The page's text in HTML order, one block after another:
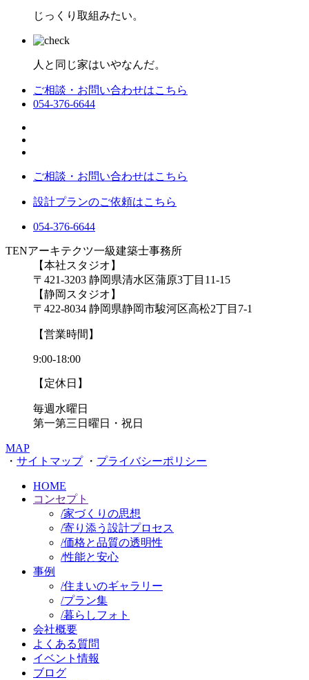
じっくり取組みたい。
人と同じ家はいやなんだ。
ご相談・お問い合わせはこちら
054-376-6644
ご相談・お問い合わせはこちら
設計プランのご依頼はこちら
054-376-6644
TENアーキテクツ一級建築士事務所
【本社スタジオ】
〒421-3203 静岡県清水区蒲原3丁目11-15
【静岡スタジオ】
〒422-8034 静岡県静岡市駿河区高松2丁目7-1
【営業時間】
9:00-18:00
【定休日】
毎週水曜日
第一第三日曜日・祝日
MAP
・ サイトマップ・ プライバシーポリシー
HOME
コンセプト
/家づくりの思想
/寄り添う設計プロセス
/価格と品質の透明性
/性能と安心
事例
/住まいのギャラリー
/プラン集
/暮らしフォト
会社概要
よくある質問
イベント情報
ブログ